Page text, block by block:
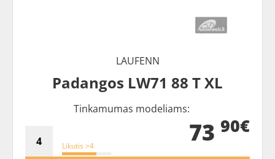
LAUFENN
Padangos LW71 88 T XL
Tinkamumas modeliams:
Likutis >4 73 90€